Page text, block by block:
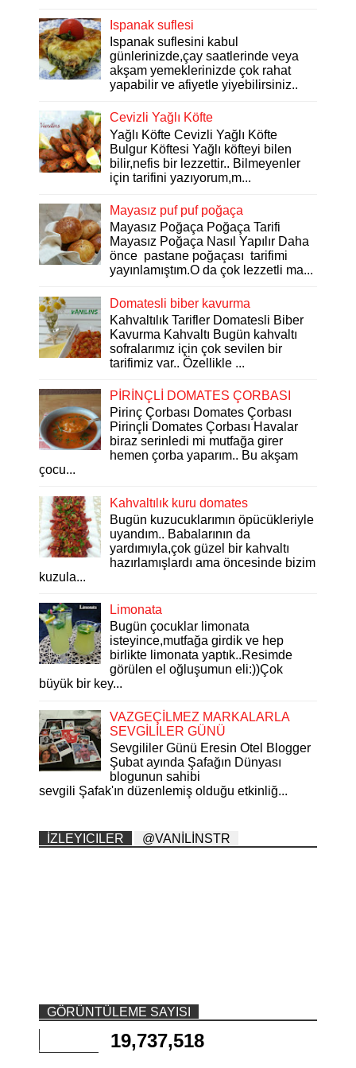
Ispanak suflesi
Ispanak suflesini kabul
günlerinizde,çay saatlerinde veya
akşam yemeklerinizde çok rahat
yapabilir ve afiyetle yiyebilirsiniz..
Cevizli Yağlı Köfte
Yağlı Köfte Cevizli Yağlı Köfte
Bulgur Köftesi Yağlı köfteyi bilen
bilir,nefis bir lezzettir.. Bilmeyenler
için tarifini yazıyorum,m...
Mayasız puf puf poğaça
Mayasız Poğaça Poğaça Tarifi
Mayasız Poğaça Nasıl Yapılır Daha
önce pastane poğaçası tarifimi
yayınlamıştım.O da çok lezzetli ma...
Domatesli biber kavurma
Kahvaltılık Tarifler Domatesli Biber
Kavurma Kahvaltı Bugün kahvaltı
sofralarımız için çok sevilen bir
tarifimiz var.. Özellikle ...
PİRİNÇLİ DOMATES ÇORBASI
Pirinç Çorbası Domates Çorbası
Pirinçli Domates Çorbası Havalar
biraz serinledi mi mutfağa girer
hemen çorba yaparım.. Bu akşam
çocu...
Kahvaltılık kuru domates
Bugün kuzucuklarımın öpücükleriyle
uyandım.. Babalarının da
yardımıyla,çok güzel bir kahvaltı
hazırlamışlardı ama öncesinde bizim
kuzula...
Limonata
Bugün çocuklar limonata
isteyince,mutfağa girdik ve hep
birlikte limonata yaptık..Resimde
görülen el oğluşumun eli:))Çok
büyük bir key...
VAZGEÇİLMEZ MARKALARLA
SEVGİLİLER GÜNÜ
Sevgililer Günü Eresin Otel Blogger
Şubat ayında Şafağın Dünyası
blogunun sahibi
sevgili Şafak'ın düzenlemiş olduğu etkinliğ...
İZLEYICILER @VANİLİNSTR
GÖRÜNTÜLEME SAYISI
19,737,518